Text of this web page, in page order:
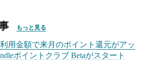
もっと見る
用金額で来月のポイント還元がアッ
ポイントクラブ Betaがスタート